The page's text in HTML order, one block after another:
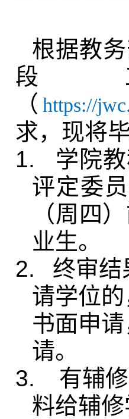
根据教
段
（https://
求，现将
1.
学院
评定委
（周四
业生。
2.
终审结
请学位
书面申
请。
3.
有辅
料给辅